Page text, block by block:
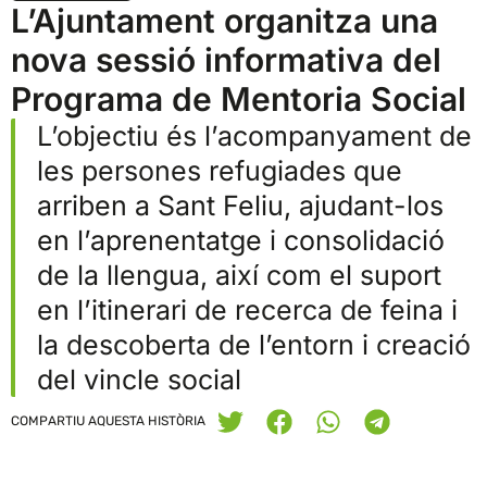
L’Ajuntament organitza una
nova sessió informativa del
Programa de Mentoria Social
L’objectiu és l’acompanyament de
les persones refugiades que
arriben a Sant Feliu, ajudant-los
en l’aprenentatge i consolidació
de la llengua, així com el suport
en l’itinerari de recerca de feina i
la descoberta de l’entorn i creació
del vincle social
COMPARTIU AQUESTA HISTÒRIA